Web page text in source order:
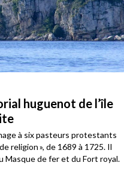
huguenot de l’île
à six pasteurs protestants
religion », de 1689 à 1725. Il
Masque de fer et du Fort royal.